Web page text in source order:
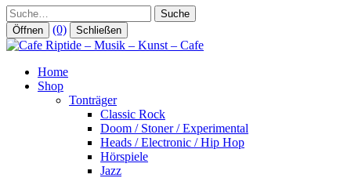
Suche
Öffnen (0) Schließen
Home
Shop
Tonträger
Classic Rock
Doom / Stoner / Experimental
Heads / Electronic / Hip Hop
Hörspiele
Jazz